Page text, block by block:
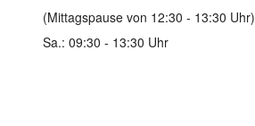
(Mittagspause von 12:30 - 13:30 Uhr)
Sa.: 09:30 - 13:30 Uhr